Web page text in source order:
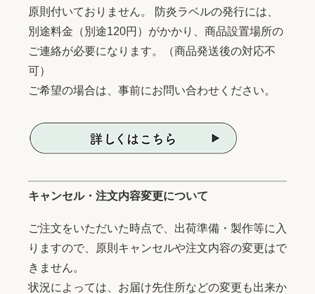
原則付いておりません。 防炎ラベルの発行には、
別途料金（別途120円）がかかり、商品設置場所の
ご連絡が必要になります。（商品発送後の対応不
可）
ご希望の場合は、事前にお問い合わせください。
キャンセル・注文内容変更について
ご注文をいただいた時点で、出荷準備・製作等に入
りますので、原則キャンセルや注文内容の変更はで
きません。
状況によっては、お届け先住所などの変更も出来か